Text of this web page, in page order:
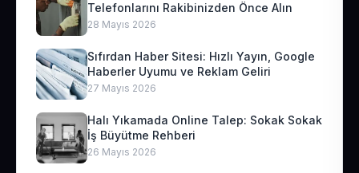
Telefonlarını Rakibinizden Önce Alın
28 Mayıs 2026
Sıfırdan Haber Sitesi: Hızlı Yayın, Google
Haberler Uyumu ve Reklam Geliri
27 Mayıs 2026
Halı Yıkamada Online Talep: Sokak Sokak
İş Büyütme Rehberi
26 Mayıs 2026